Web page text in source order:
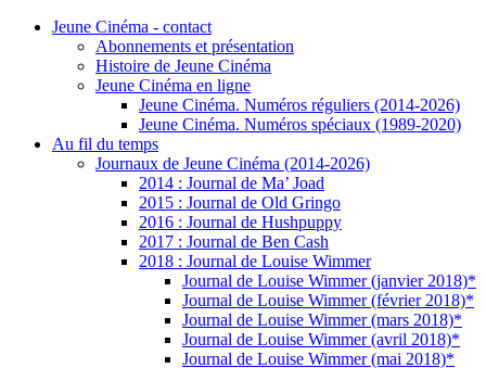
Jeune Cinéma - contact
Abonnements et présentation
Histoire de Jeune Cinéma
Jeune Cinéma en ligne
Jeune Cinéma. Numéros réguliers (2014-2026)
Jeune Cinéma. Numéros spéciaux (1989-2020)
Au fil du temps
Journaux de Jeune Cinéma (2014-2026)
2014 : Journal de Ma’ Joad
2015 : Journal de Old Gringo
2016 : Journal de Hushpuppy
2017 : Journal de Ben Cash
2018 : Journal de Louise Wimmer
Journal de Louise Wimmer (janvier 2018)*
Journal de Louise Wimmer (février 2018)*
Journal de Louise Wimmer (mars 2018)*
Journal de Louise Wimmer (avril 2018)*
Journal de Louise Wimmer (mai 2018)*